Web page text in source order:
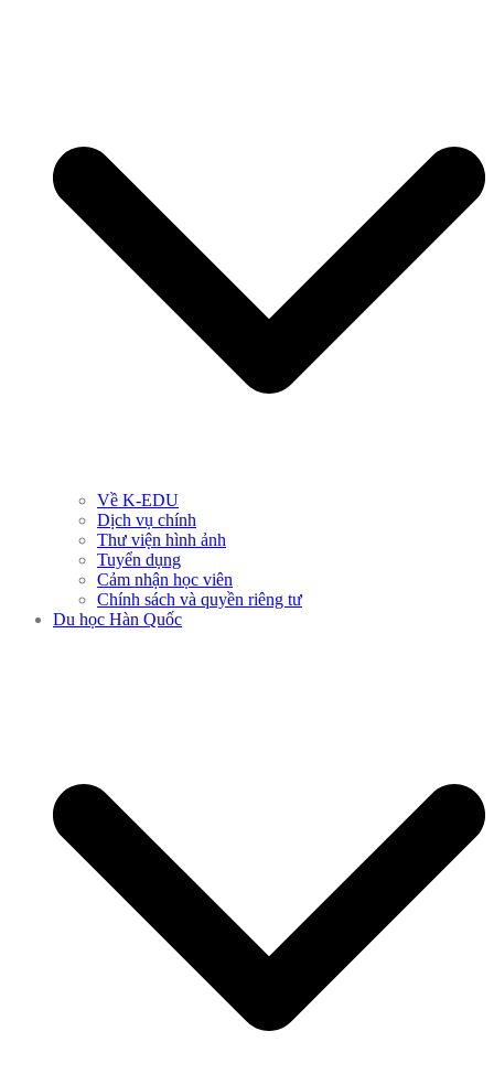
Về K-EDU
Dịch vụ chính
Thư viện hình ảnh
Tuyển dụng
Cảm nhận học viên
Chính sách và quyền riêng tư
Du học Hàn Quốc